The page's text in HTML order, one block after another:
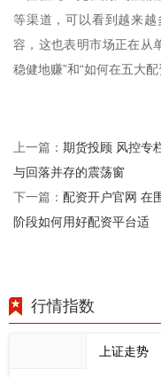
等渠道，可以看到越来
容，这也表明市场正在从
稳健地赚”和“如何在五大
上一篇： 期货投顾 风控专
与回落并存的震荡窗
下一篇： 配资开户官网 在
阶段如何用好配资平台适
行情指数
上证走势